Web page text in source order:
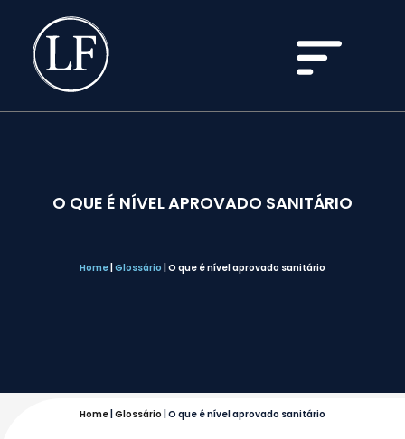
O QUE É NÍVEL APROVADO SANITÁRIO
Home Glossário O que é nível aprovado sanitário
Home Glossário O que é nível aprovado sanitário